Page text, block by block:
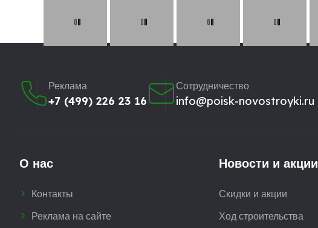
Реклама
+7 (499) 226 23 16
Сотрудничество
info@poisk-novostroyki.ru
О нас
Контакты
Реклама на сайте
Новости и акции
Скидки и акции
Ход строительства